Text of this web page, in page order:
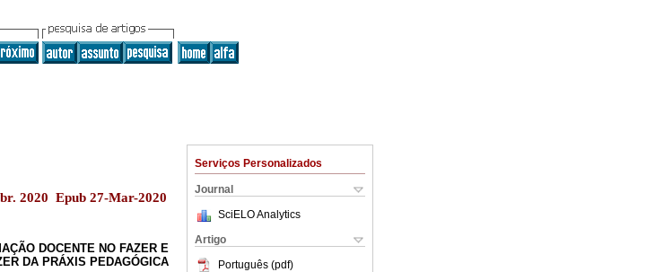
Serviços Personalizados
Journal
SciELO Analytics
Artigo
Português (pdf)
2020 Epub 27-Mar-2020
DOCENTE NO FAZER E
DA PRÁXIS PEDAGÓGICA